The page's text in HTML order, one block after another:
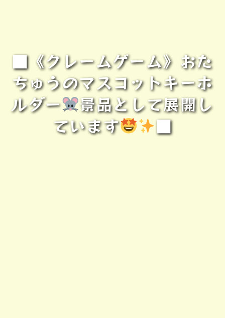
■《クレームゲーム》おた
ちゅうのマスコットキーホ
ルダー
景品として展開し
ています
■